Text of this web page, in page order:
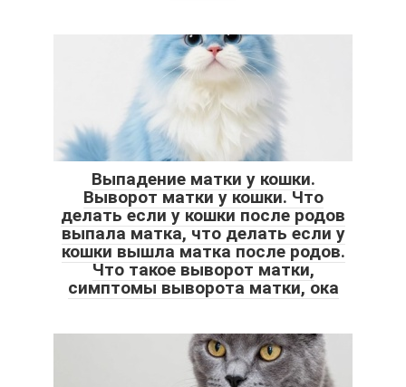
Выпадение матки у кошки.
Выворот матки у кошки. Что
делать если у кошки после родов
выпала матка, что делать если у
кошки вышла матка после родов.
Что такое выворот матки,
симптомы выворота матки, ока